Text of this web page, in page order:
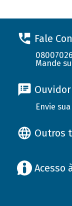
Fale
Mande
Envie
Outros
Acesso